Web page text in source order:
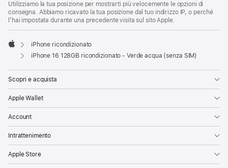
Utilizziamo la tua posizione per mostrarti più velocemente le opzioni di
consegna. Abbiamo ricavato la tua posizione dal tuo indirizzo IP, o perché
l’hai impostata durante una precedente visita sul sito Apple.
Apple
iPhone ricondizionato
iPhone 16 128GB ricondizionato - Verde acqua (senza SIM)
Scopri e acquista
Apple Wallet
Account
Intrattenimento
Apple Store